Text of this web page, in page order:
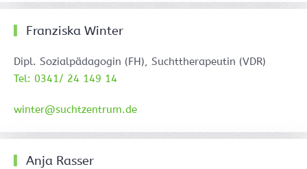
Franziska Winter
Dipl. Sozialpädagogin (FH), Suchttherapeutin (VDR)
Tel: 0341/ 24 149 14
winter@suchtzentrum.de
Anja Rasser